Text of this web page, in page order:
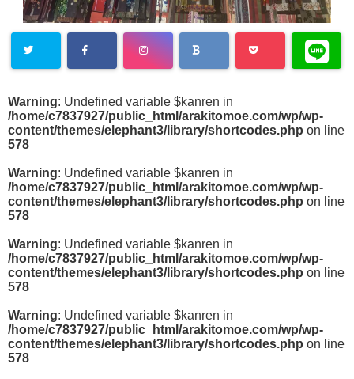
Warning : Undefined variable $kanren in
/home/c7837927/public_html/arakitomoe.com/wp/wp-
content/themes/elephant3/library/shortcodes.php on line
578
Warning : Undefined variable $kanren in
/home/c7837927/public_html/arakitomoe.com/wp/wp-
content/themes/elephant3/library/shortcodes.php on line
578
Warning : Undefined variable $kanren in
/home/c7837927/public_html/arakitomoe.com/wp/wp-
content/themes/elephant3/library/shortcodes.php on line
578
Warning : Undefined variable $kanren in
/home/c7837927/public_html/arakitomoe.com/wp/wp-
content/themes/elephant3/library/shortcodes.php on line
578